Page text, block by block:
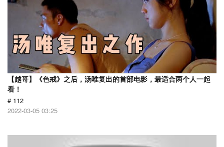
【越哥】《色戒》之后，汤唯复出的首部电影，最适合两个人一起
看！
# 112
2022-03-05 03:25